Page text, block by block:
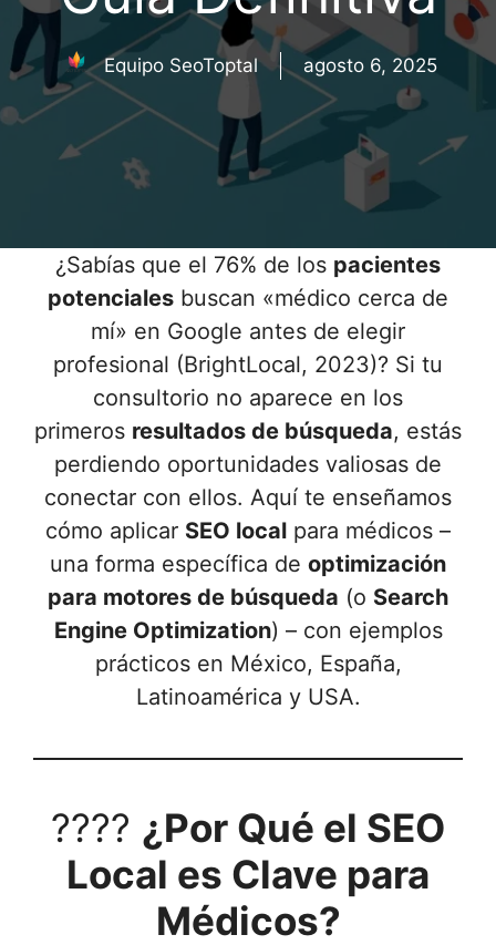
Equipo SeoToptal agosto 6, 2025
¿Sabías que el 76% de los pacientes
potenciales buscan «médico cerca de
mí» en Google antes de elegir
profesional (BrightLocal, 2023)? Si tu
consultorio no aparece en los
primeros resultados de búsqueda, estás
perdiendo oportunidades valiosas de
conectar con ellos. Aquí te enseñamos
cómo aplicar SEO local para médicos –
una forma específica de optimización
para motores de búsqueda (o Search
Engine Optimization) – con ejemplos
prácticos en México, España,
Latinoamérica y USA.
???? ¿Por Qué el SEO
Local es Clave para
Médicos?